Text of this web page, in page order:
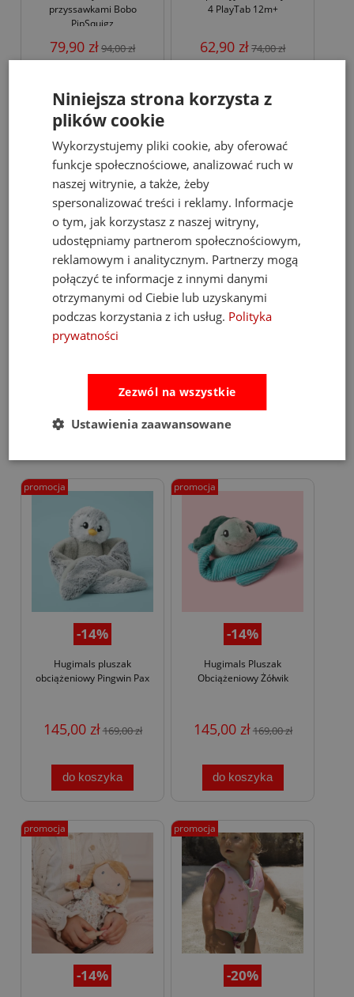
przyssawkami Bobo
PipSquigz
79,90 zł94,00 zł
do koszyka
4 PlayTab 12m+
62,90 zł74,00 zł
do koszyka
-15%
Flaming Maskotka
Sensoryczna Safari Friends
99,00 zł
promocja new
-15%
Gumlii Sensoryczny Gryzak
82,00 zł
promocja
-14%
Hugimals pluszak
obciążeniowy Pingwin Pax
145,00 zł169,00 zł
do koszyka
promocja
-14%
Hugimals Pluszak
Obciążeniowy Żółwik
145,00 zł169,00 zł
do koszyka
promocja
-14%
promocja
-20%
promocja
Niniejsza strona korzysta z
plików cookie
Wykorzystujemy pliki cookie, aby oferować
funkcje społecznościowe, analizować ruch w
naszej witrynie, a także, żeby
spersonalizować treści i reklamy. Informacje
o tym, jak korzystasz z naszej witryny,
udostępniamy partnerom społecznościowym,
reklamowym i analitycznym. Partnerzy mogą
połączyć te informacje z innymi danymi
otrzymanymi od Ciebie lub uzyskanymi
podczas korzystania z ich usług. Polityka
prywatności
Zezwól na wszystkie
Ustawienia zaawansowane